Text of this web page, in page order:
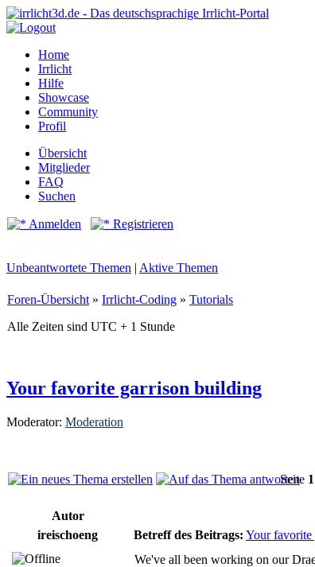
Home
Irrlicht
Hilfe
Showcase
Community
Profil
Übersicht
Mitglieder
FAQ
Suchen
Anmelden Registrieren
Unbeantwortete Themen | Aktive Themen
Foren-Übersicht » Irrlicht-Coding » Tutorials
Alle Zeiten sind UTC + 1 Stunde
Your favorite garrison building
Moderator: Moderation
Seite 1
Autor
ireischoeng
Betreff des Beitrags: Your
We've all been working on our